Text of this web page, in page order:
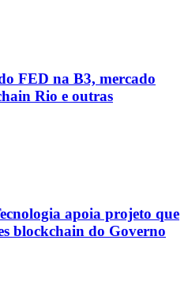
FED na B3, mercado
Rio e outras
apoia projeto que
blockchain do Governo